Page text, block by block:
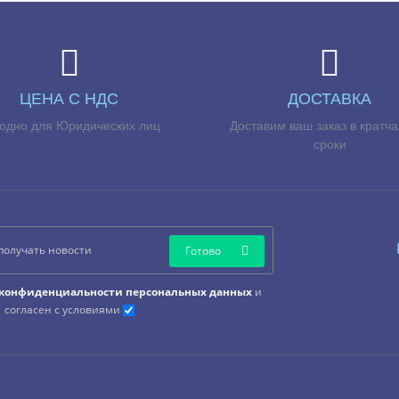
ЦЕНА С НДС
для Юридических лиц
ДОСТАВКА
Доставим ваш заказ в
сроки
персональных данныхи
согласен с условиями
Готово